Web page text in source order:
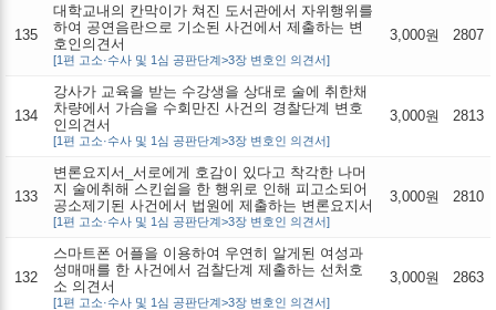
135
대학교내의 칸막이가 쳐진 도서관에서 자위행위를
하여 공연음란으로 기소된 사건에서 제출하는 변
호인의견서
[1편 고소·수사 및 1심 공판단계>3장 변호인 의견서]
3,000원 2807
134
강사가 교육을 받는 수강생을 상대로 술에 취한채
차량에서 가슴을 수회만진 사건의 경찰단계 변호
인의견서
[1편 고소·수사 및 1심 공판단계>3장 변호인 의견서]
3,000원 2813
133
변론요지서_서로에게 호감이 있다고 착각한 나머
지 술에취해 스킨쉽을 한 행위로 인해 피고소되어
공소제기된 사건에서 법원에 제출하는 변론요지서
[1편 고소·수사 및 1심 공판단계>3장 변호인 의견서]
3,000원 2810
132
스마트폰 어플을 이용하여 우연히 알게된 여성과
성매매를 한 사건에서 검찰단계 제출하는 선처호
소 의견서
[1편 고소·수사 및 1심 공판단계>3장 변호인 의견서]
3,000원 2863